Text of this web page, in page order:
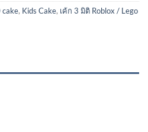
cake, Kids Cake, เค้ก 3 มิติ Roblox / Lego